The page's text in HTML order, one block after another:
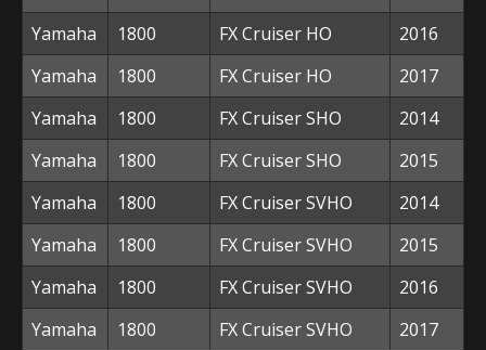
Yamaha
1800 FX Cruiser HO
2016
Yamaha
1800 FX Cruiser HO
2017
Yamaha
1800 FX Cruiser SHO
2014
Yamaha
1800 FX Cruiser SHO
2015
Yamaha
1800 FX Cruiser SVHO
2014
Yamaha
1800 FX Cruiser SVHO
2015
Yamaha
1800 FX Cruiser SVHO
2016
Yamaha
1800 FX Cruiser SVHO
2017